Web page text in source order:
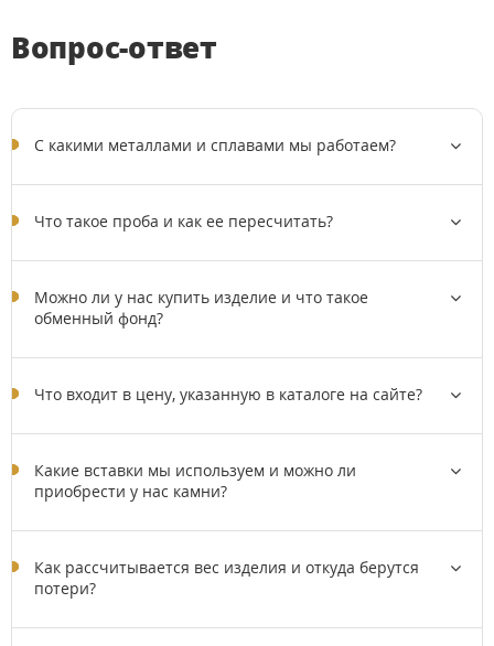
Вопрос-ответ
C какими металлами и сплавами мы работаем?
Что такое проба и как ее пересчитать?
Можно ли у нас купить изделие и что такое
обменный фонд?
Что входит в цену, указанную в каталоге на сайте?
Какие вставки мы используем и можно ли
приобрести у нас камни?
Как рассчитывается вес изделия и откуда берутся
потери?